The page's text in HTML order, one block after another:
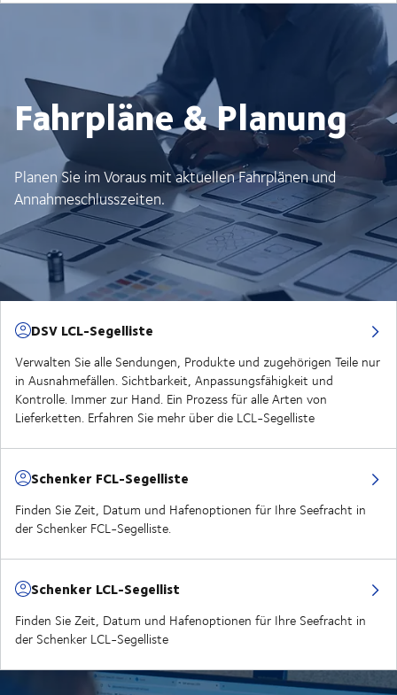
Fahrpläne & Planung
Planen Sie im Voraus mit aktuellen Fahrplänen und
Annahmeschlusszeiten.
DSV LCL-Segelliste
Verwalten Sie alle Sendungen, Produkte und zugehörigen Teile nur
in Ausnahmefällen. Sichtbarkeit, Anpassungsfähigkeit und
Kontrolle. Immer zur Hand. Ein Prozess für alle Arten von
Lieferketten. Erfahren Sie mehr über die LCL-Segelliste
Schenker FCL-Segelliste
Finden Sie Zeit, Datum und Hafenoptionen für Ihre Seefracht in
der Schenker FCL-Segelliste.
Schenker LCL-Segellist
Finden Sie Zeit, Datum und Hafenoptionen für Ihre Seefracht in
der Schenker LCL-Segelliste